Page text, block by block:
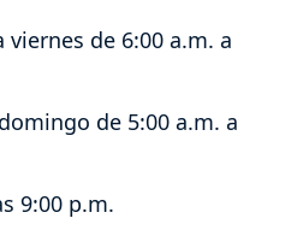
de 6:00 a.m. a
de 5:00 a.m. a
9:00 p.m.